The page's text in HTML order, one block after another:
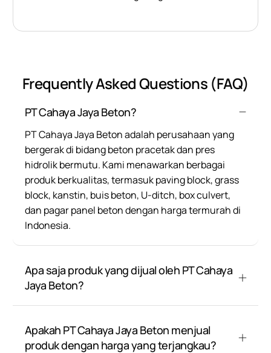
Frequently Asked Questions (FAQ)
PT Cahaya Jaya Beton?
PT Cahaya Jaya Beton adalah perusahaan yang
bergerak di bidang beton pracetak dan pres
hidrolik bermutu. Kami menawarkan berbagai
produk berkualitas, termasuk paving block, grass
block, kanstin, buis beton, U-ditch, box culvert,
dan pagar panel beton dengan harga termurah di
Indonesia.
Apa saja produk yang dijual oleh PT Cahaya
Jaya Beton?
Apakah PT Cahaya Jaya Beton menjual
produk dengan harga yang terjangkau?